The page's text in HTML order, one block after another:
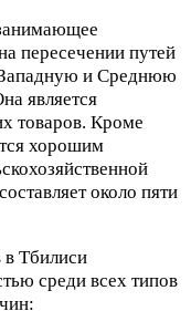
пересечении путей
и Среднюю
является
товаров. Кроме
хорошим
около пяти
в Тбилиси
среди всех типов